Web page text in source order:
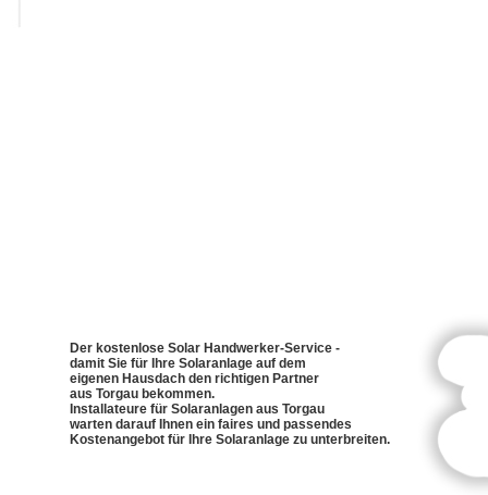
Der kostenlose Solar Handwerker-Service -
damit Sie für Ihre Solaranlage auf dem
eigenen Hausdach den richtigen Partner
aus Torgau bekommen.
Installateure für Solaranlagen aus Torgau
warten darauf Ihnen ein faires und passendes
Kostenangebot für Ihre Solaranlage zu unterbreiten.